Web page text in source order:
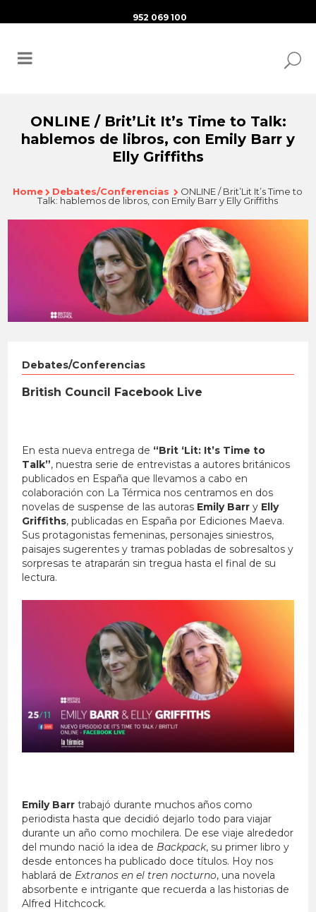
952 069 100
ONLINE / Brit’Lit It’s Time to Talk:
hablemos de libros, con Emily Barr y
Elly Griffiths
Home Debates/Conferencias
ONLINE / Brit’Lit It’s Time to
Talk: hablemos de libros, con Emily Barr y Elly Griffiths
Debates/Conferencias
British Council Facebook Live
En esta nueva entrega de “Brit ‘Lit: It’s Time to
Talk”, nuestra serie de entrevistas a autores británicos
publicados en España que llevamos a cabo en
colaboración con La Térmica nos centramos en dos
novelas de suspense de las autoras Emily Barr y Elly
Griffiths, publicadas en España por Ediciones Maeva.
Sus protagonistas femeninas, personajes siniestros,
paisajes sugerentes y tramas pobladas de sobresaltos y
sorpresas te atraparán sin tregua hasta el final de su
lectura.
Emily Barr trabajó durante muchos años como
periodista hasta que decidió dejarlo todo para viajar
durante un año como mochilera. De ese viaje alrededor
del mundo nació la idea de Backpack, su primer libro y
desde entonces ha publicado doce títulos. Hoy nos
hablará de Extranos en el tren nocturno, una novela
absorbente e intrigante que recuerda a las historias de
Alfred Hitchcock.